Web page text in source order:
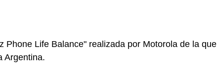
Phone Life Balance" realizada por Motorola de la que
Argentina.